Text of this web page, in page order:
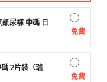
尿褲 中碼 日
免費
2片裝（瑞
免費